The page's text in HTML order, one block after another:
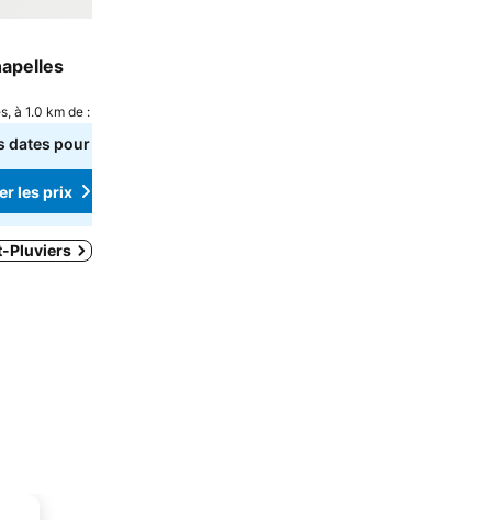
à 1.0 km de : Centre-ville
pour voir les
les prix
Pluviers